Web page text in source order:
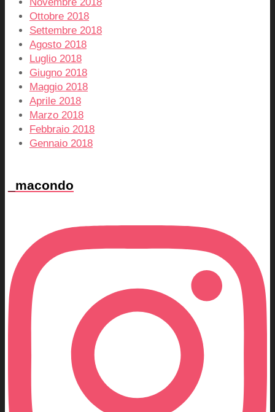
Ottobre 2018
Settembre 2018
Agosto 2018
Luglio 2018
Giugno 2018
Maggio 2018
Aprile 2018
Marzo 2018
Febbraio 2018
Gennaio 2018
_macondo